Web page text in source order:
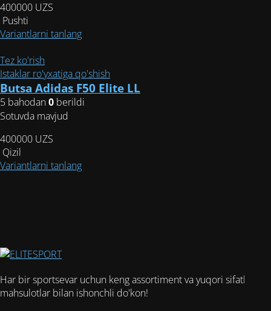
товара.
400000 UZS
Pushti
Variantlarni tanlangЭтот
несколько
вариаций.
Опции
товара.
Tez ko'rish
Istaklar ro'yxatiga qo'shish
Butsa Adidas F50 Elite LL
5 bahodan0 berildi
Sotuvda mavjud
400000 UZS
Qizil
Variantlarni tanlangЭтот
странице
товара.
Har bir sportsevar uchun keng assortiment va yuqori sifatli
mahsulotlar bilan ishonchli do'kon!